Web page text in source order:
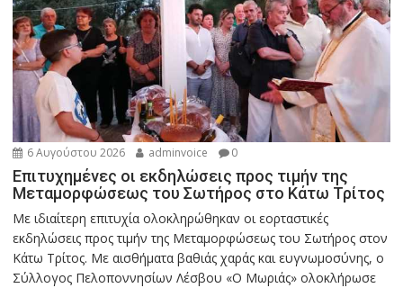
6 Αυγούστου 2026 adminvoice 0
Επιτυχημένες οι εκδηλώσεις προς τιμήν της
Μεταμορφώσεως του Σωτήρος στο Κάτω Τρίτος
Με ιδιαίτερη επιτυχία ολοκληρώθηκαν οι εορταστικές
εκδηλώσεις προς τιμήν της Μεταμορφώσεως του Σωτήρος στον
Κάτω Τρίτος. Με αισθήματα βαθιάς χαράς και ευγνωμοσύνης, ο
Σύλλογος Πελοποννησίων Λέσβου «Ο Μωριάς» ολοκλήρωσε